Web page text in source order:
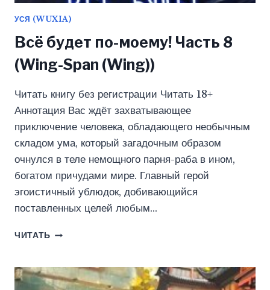
УСЯ (WUXIA)
Всё будет по-моему! Часть 8
(Wing-Span (Wing))
Читать книгу без регистрации Читать 18+
Аннотация Вас ждёт захватывающее
приключение человека, обладающего необычным
складом ума, который загадочным образом
очнулся в теле немощного парня-раба в ином,
богатом причудами мире. Главный герой
эгоистичный ублюдок, добивающийся
поставленных целей любым…
ЧИТАТЬ ВСЁ
МОЕМУ!
ЧАСТЬ